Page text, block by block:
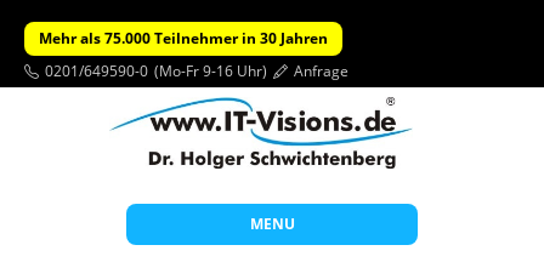
Mehr als 75.000 Teilnehmer in 30 Jahren
0201/649590-0 (Mo-Fr 9-16 Uhr) Anfrage
MENU